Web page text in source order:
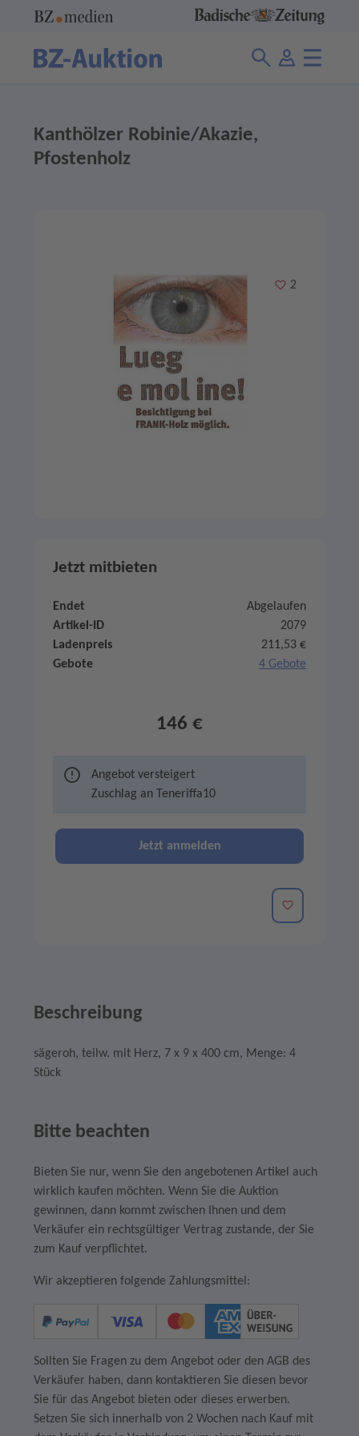
Kanthölzer Robinie/Akazie,
Pfostenholz
Merken
2
Jetzt mitbieten
Endet
Abgelaufen
Artikel-ID
2079
Ladenpreis
211,53 €
Gebote
4 Gebote
146 €
Angebot versteigert
Zuschlag an
Teneriffa10
Jetzt anmelden
Merken
Beschreibung
sägeroh, teilw. mit Herz, 7 x 9 x 400 cm, Menge: 4
Stück
Bitte beachten
Bieten Sie nur, wenn Sie den angebotenen Artikel auch
wirklich kaufen möchten. Wenn Sie die Auktion
gewinnen, dann kommt zwischen Ihnen und dem
Verkäufer ein rechtsgültiger Vertrag zustande, der Sie
zum Kauf verpflichtet.
Wir akzeptieren folgende Zahlungsmittel:
Sollten Sie Fragen zu dem Angebot oder den AGB des
Verkäufer haben, dann kontaktieren Sie diesen bevor
Sie für das Angebot bieten oder dieses erwerben.
Setzen Sie sich innerhalb von 2 Wochen nach Kauf mit